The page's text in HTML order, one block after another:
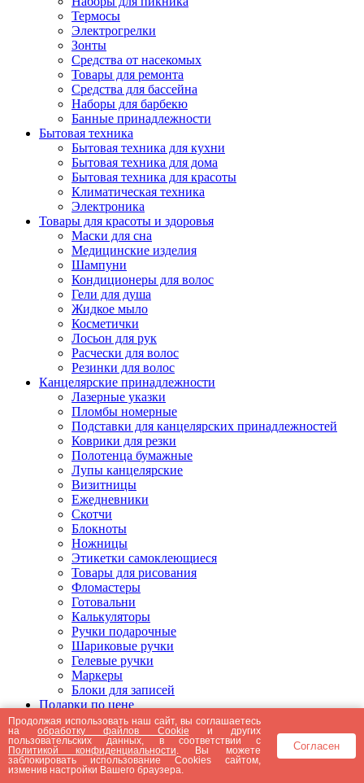
Термосы
Электрогрелки
Зонты
Средства от насекомых
Товары для ремонта
Средства для бассейна
Наборы для барбекю
Банные принадлежности
Бытовая техника
Бытовая техника для кухни
Бытовая техника для дома
Бытовая техника для красоты
Климатическая техника
Электроника
Товары для красоты и здоровья
Маски для сна
Медицинские изделия
Шампуни
Кондиционеры для волос
Гели для душа
Жидкое мыло
Косметички
Лосьон для рук
Расчески для волос
Резинки для волос
Канцелярские принадлежности
Лазерные указки
Пломбы номерные
Подставки для канцелярских принадлежностей
Коврики для резки
Полотенца бумажные
Лупы канцелярские
Визитницы
Ежедневники
Скотчи
Блокноты
Ножницы
Этикетки самоклеющиеся
Товары для рисования
Фломастеры
Готовальни
Калькуляторы
Ручки подарочные
Шариковые ручки
Гелевые ручки
Маркеры
Блоки для записей
Подарки по цене
Подарки от 5000 рублей
Подарки до 5000 рублей
Подарки до 3000 рублей
Подарки до 2000 рублей
Подарки до 1000 рублей
Продолжая использовать наш сайт, вы соглашаетесь
наобработку файлов Cookie и других
пользовательских данных, в соответствии с
Политикой конфиденциальности . Вы можете
заблокировать использование Cookies сайтом,
изменив настройки Вашего браузера.
Согласен